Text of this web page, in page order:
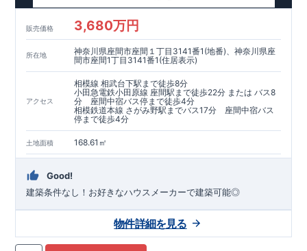
販売価格 3,680万円
所在地
神奈川県座間市座間１丁目3141番1(地番)、神奈川県座
間市座間1丁目3141番1(住居表示)
アクセス
相模線 相武台下駅まで徒歩8分
小田急電鉄小田原線 座間駅まで徒歩22分 または バス8
分 座間中宿バス停まで徒歩4分
相模鉄道本線 さがみ野駅までバス17分 座間中宿バス
停まで徒歩4分
土地面積 168.61㎡
Good!
建築条件なし！お好きなハウスメーカーで建築可能◎
物件詳細を見る